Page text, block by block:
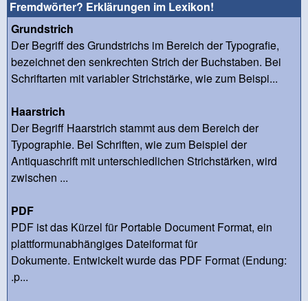
Fremdwörter? Erklärungen im Lexikon!
Grundstrich
Der Begriff des Grundstrichs im Bereich der Typografie,
bezeichnet den senkrechten Strich der Buchstaben. Bei
Schriftarten mit variabler Strichstärke, wie zum Beispi...
Haarstrich
Der Begriff Haarstrich stammt aus dem Bereich der
Typographie. Bei Schriften, wie zum Beispiel der
Antiquaschrift mit unterschiedlichen Strichstärken, wird
zwischen ...
PDF
PDF ist das Kürzel für Portable Document Format, ein
plattformunabhängiges Dateiformat für
Dokumente. Entwickelt wurde das PDF Format (Endung:
.p...